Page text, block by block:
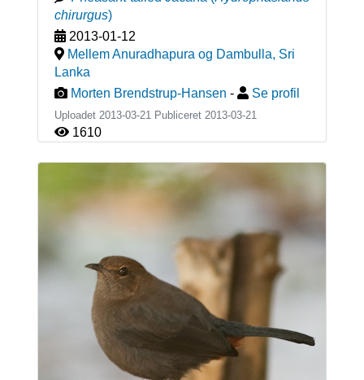
chirurgus)
2013-01-12
Mellem Anuradhapura og Dambulla, Sri
Lanka
Morten Brendstrup-Hansen - Se profil
Uploadet 2013-03-21 Publiceret 2013-03-21
1610